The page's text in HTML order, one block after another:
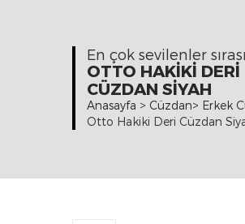
En çok sevilenler
OTTO HAKIKI DERI
CÜZDAN SIYAH
Anasayfa > Cüzdan> Erkek
Otto Hakiki Deri Cüzdan